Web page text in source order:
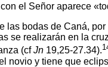
el Señor aparece
bodas de Caná,
realizarán en la
(cfJn 19,25-27.34).
y tiene que